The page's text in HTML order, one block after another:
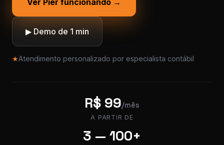
Ver Pier funcionando →
▶ Demo de 1 min
★Atendimento personalizado por especialista contábil
R$ 99/mês
A PARTIR DE
3 — 100+